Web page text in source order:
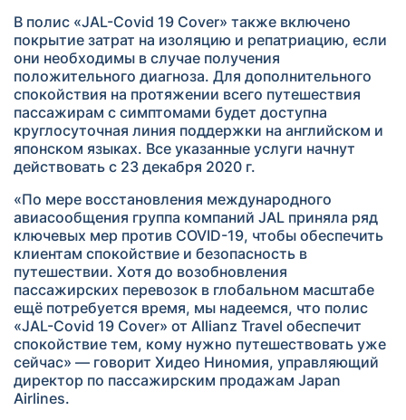
В полис «JAL-Covid 19 Cover» также включено
покрытие затрат на изоляцию и репатриацию, если
они необходимы в случае получения
положительного диагноза. Для дополнительного
спокойствия на протяжении всего путешествия
пассажирам с симптомами будет доступна
круглосуточная линия поддержки на английском и
японском языках. Все указанные услуги начнут
действовать с 23 декабря 2020 г.
«По мере восстановления международного
авиасообщения группа компаний JAL приняла ряд
ключевых мер против COVID-19, чтобы обеспечить
клиентам спокойствие и безопасность в
путешествии. Хотя до возобновления
пассажирских перевозок в глобальном масштабе
ещё потребуется время, мы надеемся, что полис
«JAL-Covid 19 Cover» от Allianz Travel обеспечит
спокойствие тем, кому нужно путешествовать уже
сейчас» — говорит Хидео Ниномия, управляющий
директор по пассажирским продажам Japan
Airlines.